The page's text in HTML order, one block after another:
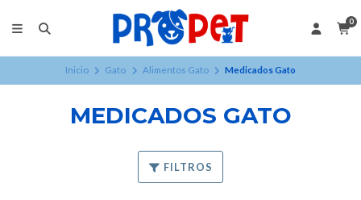
0
Inicio Gato Alimentos Gato Medicados Gato
MEDICADOS GATO
FILTROS